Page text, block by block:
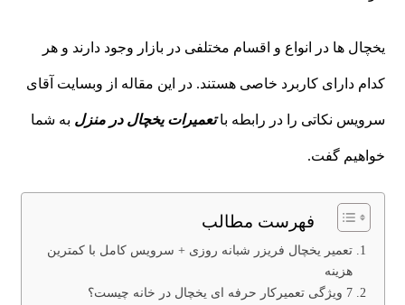
یخچال ها در انواع و اقسام مختلفی در بازار وجود دارند و هر
کدام دارای کاربرد خاصی هستند. در این مقاله از وبسایت آقای
سرویس نکاتی را در رابطه باتعمیرات یخچال در منزل به شما
خواهیم گفت.
فهرست مطالب
تعمیر یخچال فریزر شبانه روزی + سرویس کامل با کمترین
هزینه
7 ویژگی تعمیرکار حرفه ای یخچال در خانه چیست؟